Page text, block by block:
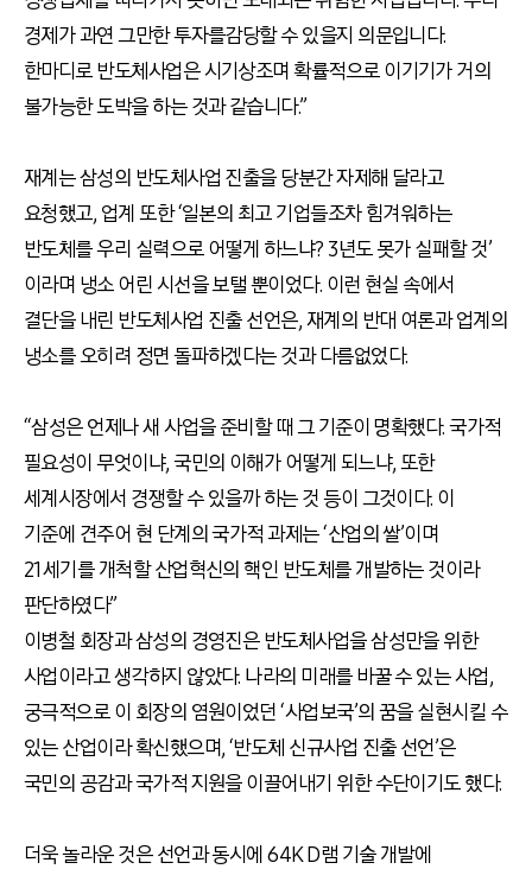
경제가 과연 그만한 투자를감당할 수 있을지 의문입니다.
한마디로 반도체사업은 시기상조며 확률적으로 이기기가 거의
불가능한 도박을 하는 것과 같습니다.”
재계는 삼성의 반도체사업 진출을 당분간 자제해 달라고
요청했고, 업계 또한 ‘일본의 최고 기업들조차 힘겨워하는
반도체를 우리 실력으로 어떻게 하느냐? 3년도 못가 실패할 것’
이라며 냉소 어린 시선을 보탤 뿐이었다. 이런 현실 속에서
결단을 내린 반도체사업 진출 선언은, 재계의 반대 여론과 업계의
냉소를 오히려 정면 돌파하겠다는 것과 다름없었다.
“삼성은 언제나 새 사업을 준비할 때 그 기준이 명확했다. 국가적
필요성이 무엇이냐, 국민의 이해가 어떻게 되느냐, 또한
세계시장에서 경쟁할 수 있을까 하는 것 등이 그것이다. 이
기준에 견주어 현 단계의 국가적 과제는 ‘산업의 쌀’이며
21세기를 개척할 산업혁신의 핵인 반도체를 개발하는 것이라
판단하였다”
이병철 회장과 삼성의 경영진은 반도체사업을 삼성만을 위한
사업이라고 생각하지 않았다. 나라의 미래를 바꿀 수 있는 사업,
궁극적으로 이 회장의 염원이었던 ‘사업보국’의 꿈을 실현시킬 수
있는 산업이라 확신했으며, ‘반도체 신규사업 진출 선언’은
국민의 공감과 국가적 지원을 이끌어내기 위한 수단이기도 했다.
더욱 놀라운 것은 선언과 동시에 64K D램 기술 개발에